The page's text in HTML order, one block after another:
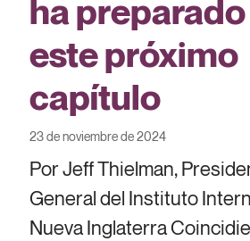
ha
este próximo
capítulo
23 de noviembre de 2024
Por Jeff Thielman,
General del Instituto
Nueva Inglaterra